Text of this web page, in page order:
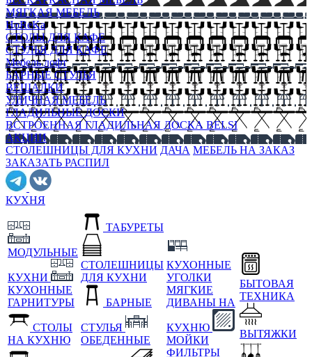
МЯГКАЯ МЕБЕЛЬ
HoReKa
СТОЛЫ ДЛЯ КАФЕ
СТУЛЬЯ ДЛЯ КАФЕ
Мебель лофт
БАРНЫЕ СТУЛЬЯ
ВЕШАЛКИ
УЛИЧНАЯ МЕБЕЛЬ
ГЛАДИЛЬНЫЕ ДОСКИ
ВСТРОЕННАЯ ГЛАДИЛЬНАЯ ДОСКА BELSI
АКЦИИ
СТОЛЕШНИЦЫ ДЛЯ КУХНИ ДАЧА МЕБЕЛЬ НА ЗАКАЗ
ЗАКАЗАТЬ РАСПИЛ
КУХНЯ
МОДУЛЬНЫЕ
КУХНИ
КУХОННЫЕ
ГАРНИТУРЫ
СТОЛЫ
НА КУХНЮ
ТАБУРЕТЫ
СТОЛЕШНИЦЫ
ДЛЯ КУХНИ
БАРНЫЕ
СТУЛЬЯ
ОБЕДЕННЫЕ
КУХОННЫЕ
УГОЛКИ
МЯГКИЕ
ДИВАНЫ НА
КУХНЮ
МОЙКИ
ФИЛЬТРЫ
БЫТОВАЯ
ТЕХНИКА
ВЫТЯЖКИ